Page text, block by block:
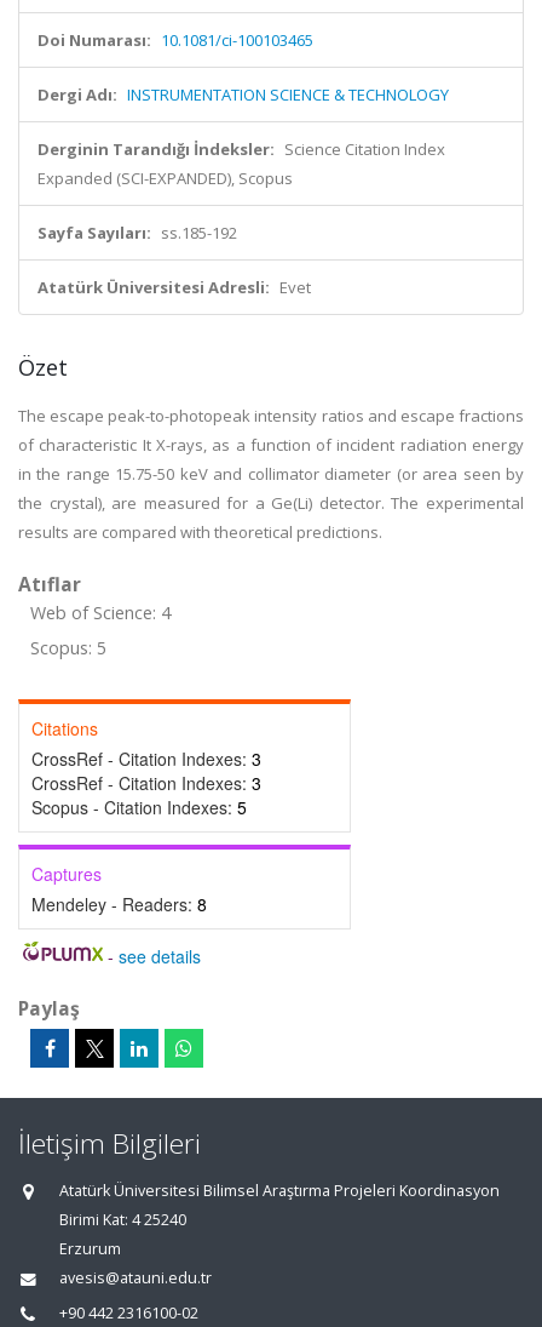
Doi Numarası: 10.1081/ci-100103465
Dergi Adı: INSTRUMENTATION SCIENCE & TECHNOLOGY
Derginin Tarandığı İndeksler: Science Citation Index
Expanded (SCI-EXPANDED), Scopus
Sayfa Sayıları: ss.185-192
Atatürk Üniversitesi Adresli: Evet
Özet
The escape peak-to-photopeak intensity ratios and escape fractions
of characteristic It X-rays, as a function of incident radiation energy
in the range 15.75-50 keV and collimator diameter (or area seen by
the crystal), are measured for a Ge(Li) detector. The experimental
results are compared with theoretical predictions.
Atıflar
Web of Science: 4
Scopus: 5
Citations
CrossRef - Citation Indexes: 3
CrossRef - Citation Indexes: 3
Scopus - Citation Indexes: 5
Captures
Mendeley - Readers: 8
- see details
Paylaş
İletişim Bilgileri
Atatürk Üniversitesi Bilimsel Araştırma Projeleri Koordinasyon
Birimi Kat: 4 25240
Erzurum
avesis@atauni.edu.tr
+90 442 2316100-02